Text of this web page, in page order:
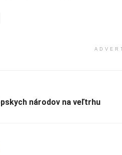
národov na veľtrhu